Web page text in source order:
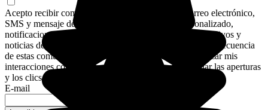
Acepto recibir comunicaciones de Evaneos por correo electrónico,
SMS y mensaje de WhatsApp: asesoramiento personalizado,
notificaciones sobre mis planes de viaje, destinos alternativos y
noticias de Evaneos. Para personalizar el contenido y la frecuencia
de estas comunicaciones, Evaneos también podrá analizar mis
interacciones con los correos electrónicos, en particular las aperturas
y los clics.
E-mail